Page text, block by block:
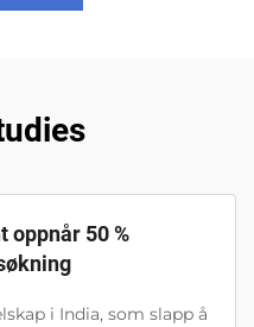
oppnår 50 %
i India, som slapp å